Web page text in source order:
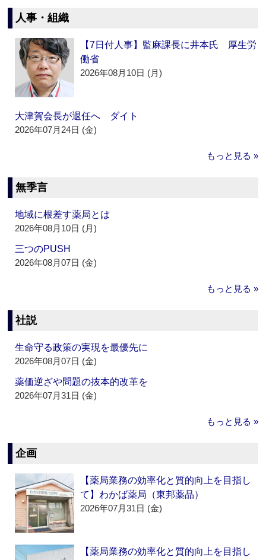
人事・組織
【7日付人事】監麻課長に井本氏 厚生労
働省
2026年08月10日 (月)
大津賀会長が退任へ ダイト
2026年07月24日 (金)
もっと見る »
無季言
地域に根差す薬局とは
2026年08月10日 (月)
三つのPUSH
2026年08月07日 (金)
もっと見る »
社説
生命守る政策の実現を最優先に
2026年08月07日 (金)
薬価逆ざや問題の抜本的改革を
2026年07月31日 (金)
もっと見る »
企画
【薬局業務の効率化と質的向上を目指し
て】わかば薬局（東邦薬品）
2026年07月31日 (金)
【薬局業務の効率化と質的向上を目指し